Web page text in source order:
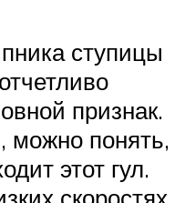
ступицы
признак.
можно понять,
этот гул.